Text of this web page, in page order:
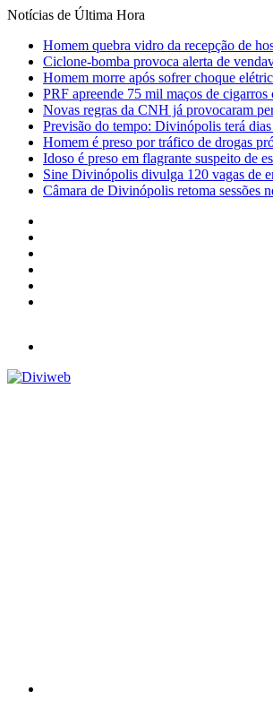
Notícias de Última Hora
Homem quebra vidro da recepção de
Ciclone-bomba provoca alerta de
Homem morre após sofrer choque
PRF apreende 75 mil maços de
Novas regras da CNH já provocaram
Previsão do tempo: Divinópolis terá
Homem é preso por tráfico de drogas
Idoso é preso em flagrante suspeito de
Sine Divinópolis divulga 120 vagas de
Câmara de Divinópolis retoma sessões